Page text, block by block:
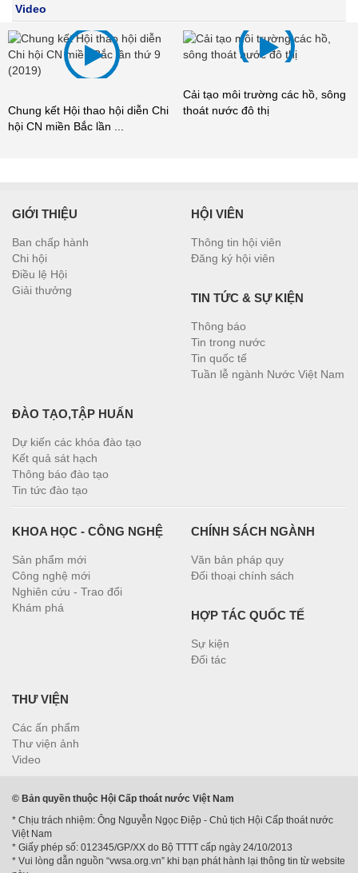
Video
Chung kết Hội thao hội diễn Chi
hội CN miền Bắc lần ...
Cải tạo môi trường các hồ, sông
thoát nước đô thị
GIỚI THIỆU
Ban chấp hành
Chi hội
Điều lệ Hội
Giải thưởng
HỘI VIÊN
Thông tin hội viên
Đăng ký hội viên
TIN TỨC & SỰ KIỆN
Thông báo
Tin trong nước
Tin quốc tế
Tuần lễ ngành Nước Việt Nam
ĐÀO TẠO,TẬP HUẤN
Dự kiến các khóa đào tạo
Kết quả sát hạch
Thông báo đào tạo
Tin tức đào tạo
KHOA HỌC - CÔNG NGHỆ
Sản phẩm mới
Công nghệ mới
Nghiên cứu - Trao đổi
Khám phá
CHÍNH SÁCH NGÀNH
Văn bản pháp quy
Đối thoại chính sách
HỢP TÁC QUỐC TẾ
Sự kiện
Đối tác
THƯ VIỆN
Các ấn phẩm
Thư viện ảnh
Video
© Bản quyền thuộc Hội Cấp thoát nước Việt Nam
* Chịu trách nhiệm: Ông Nguyễn Ngọc Điệp - Chủ tịch Hội Cấp thoát nước
Việt Nam
* Giấy phép số: 012345/GP/XX do Bộ TTTT cấp ngày 24/10/2013
* Vui lòng dẫn nguồn “vwsa.org.vn” khi bạn phát hành lại thông tin từ website